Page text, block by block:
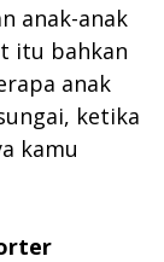
anak-anak
itu bahkan
anak
ketika
kamu